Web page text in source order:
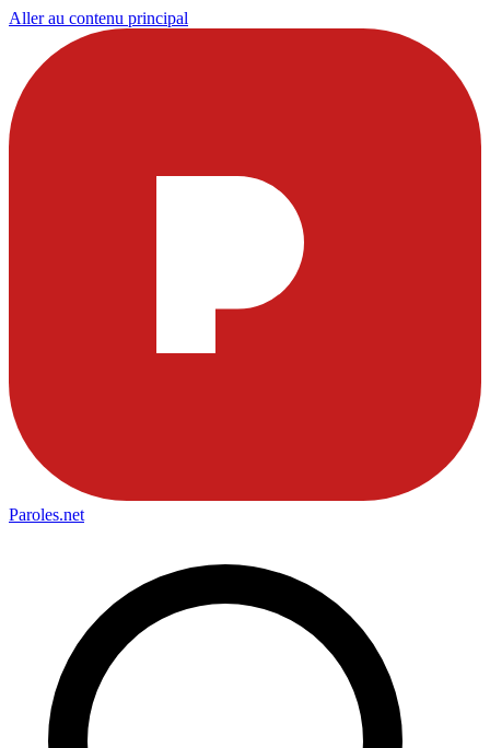
Aller au contenu principal
Paroles.net